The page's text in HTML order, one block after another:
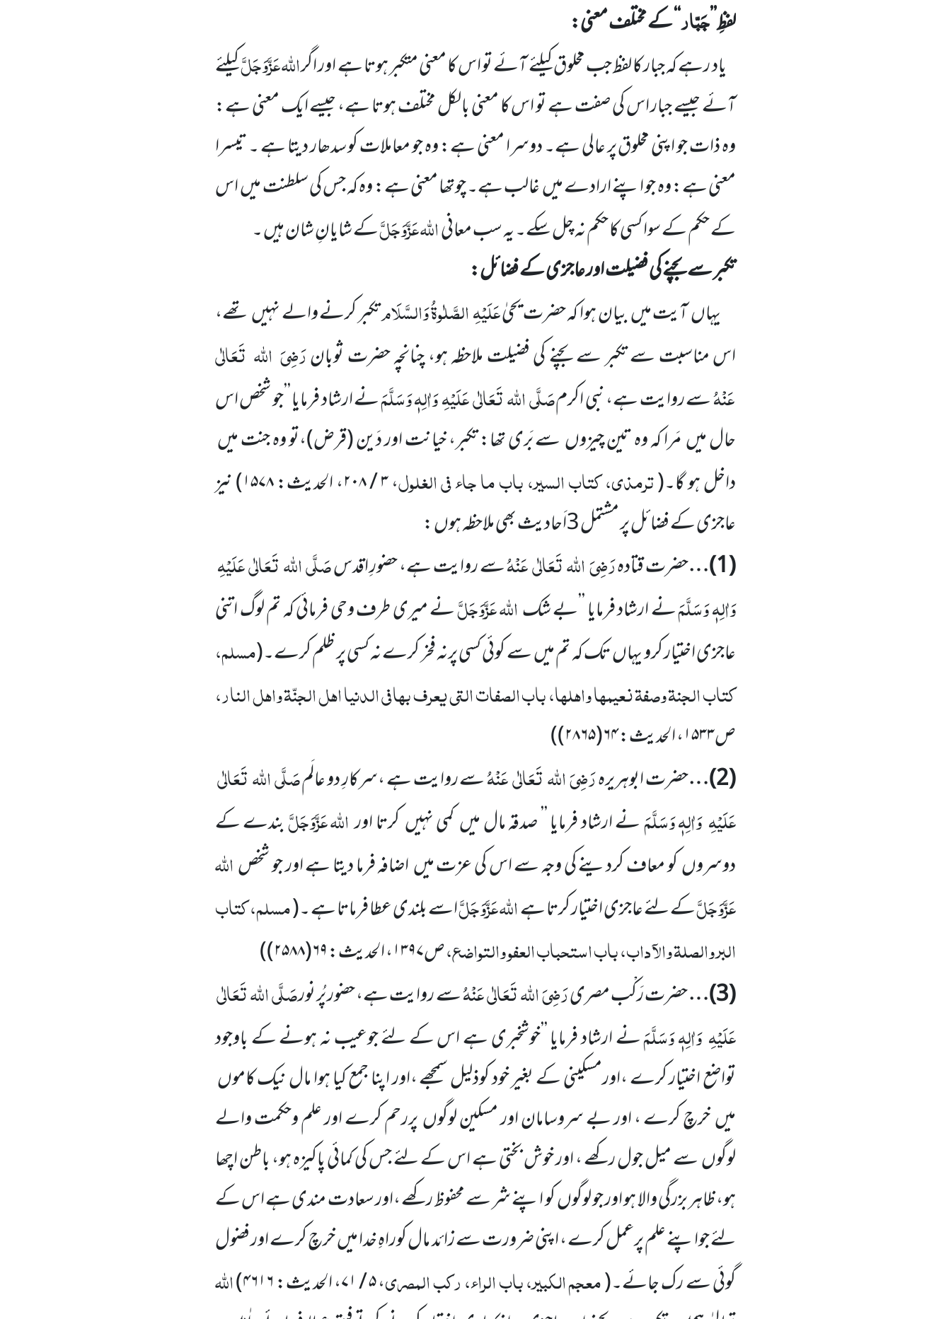
لفظِ’’جَبّار‘‘ کے مختلف معنی:
یاد رہے کہ جبار کا لفظ جب مخلوق کیلئے آئے تو اس کا معنی متکبر ہوتا ہے اور اگراللّٰہ عَزَّوَجَلَّکیلئے
آئے جیسے جبار اسکی صفت ہے تو اس کا معنی بالکل مختلف ہوتا ہے، جیسے ایک معنی ہے:
وہ ذات جو اپنی مخلوق پر عالی ہے۔ دوسرا معنی ہے: وہ جو معاملات کو سدھار دیتا ہے ۔ تیسرا
معنی ہے: وہ جو اپنے ارادے میںغالب ہے۔ چوتھا معنی ہے: وہ کہ جس کی سلطنت میںاس
کے حکم کے سوا کسی کا حکم نہ چل سکے۔ یہ سب معانیاللہعَزَّوَجَلَّکے شایانِ شان ہیں ۔
تکبر سے بچنے کی فضیلت اور عاجزی کے فضائل:
یہاںآیت میںبیان ہوا کہ حضرت یحیٰعَلَیْہِالصَّلٰوۃُ وَالسَّلَامتکبر کرنے والے نہیںتھے،
اس مناسبت سے تکبرسے بچنے کی فضیلت ملاحظہ ہو، چنانچہ حضرت ثوبانرَضِیَ اللہ تَعَالٰی
عَنْہُسے روایت ہے، نبی اکرمصَلَّیاللہتَعَالٰیعَلَیْہِوَاٰلِہٖ وَسَلَّمَنے ارشاد فرمایا ’’جو شخص اس
حال میںمَرا کہ وہ تین چیزوںسے بَری تھا: تکبر، خیانت اور دَین(قرض)،تو وہ جنت میں
داخلہو گا۔(ترمذی، کتاب السیر، باب ما جاء فی الغلول،۳ / ۲۰۸ ، الحدیث:۱۵۷۸)نیز
عاجزی کے فضائل پر مشتمل3اَحادیث بھی ملاحظہ ہوں :
(
1
)…حضرت قتادہرَضِیَاللہتَعَالٰیعَنْہُسے روایت ہے، حضورِ اقدسصَلَّیاللہتَعَالٰیعَلَیْہِ
وَاٰلِہٖ وَسَلَّمَنے ارشاد فرمایا ’’بے شکاللہعَزَّوَجَلَّنے میری طرف وحی فرمائی کہ تم لوگ اتنی
عاجزی اختیار کرو یہاںتک کہ تم میںسے کوئی کسی پرنہ فخر کرے نہ کسیپر ظلم کرے۔(مسلم،
کتاب الجنۃ وصفۃ نعیمہا واہلہا، باب الصفات التی یعرف بہا فی الدنیا اہل الجنّۃ واہل النار،
ص۱۵۳۳، الحدیث:۶۴(۲۸۶۵)
)
(
2
)…حضرت ابوہریرہرَضِیَاللہتَعَالٰیعَنْہُسے روایت ہے ،سرکارِ دو عالَمصَلَّیاللہتَعَالٰی
عَلَیْہِوَاٰلِہٖ وَسَلَّمَنے ارشاد فرمایا ’’ صدقہ مال میںکمی نہیںکرتا اوراللہعَزَّوَجَلَّبندے کے
دوسروںکو معاف کردینے کی وجہ سے اس کی عزت میںاضافہ فرما دیتا ہے اور جو شخصاللہ
عَزَّوَجَلَّکے لئے عاجزی اختیار کرتا ہےاللہعَزَّوَجَلَّاسے بلندی عطا فرماتا ہے ۔(مسلم، کتاب
البر والصلۃ والآداب، باب استحباب العفو والتواضع،ص۱۳۹۷، الحدیث:۶۹(۲۵۸۸)
)
(
3
)…حضرت رَکْب مصریرَضِیَاللہتَعَالٰیعَنْہُسے روایت ہے، حضور پُر نورصَلَّیاللہتَعَالٰی
عَلَیْہِوَاٰلِہٖ وَسَلَّمَنے ارشاد فرمایا ’’خوشخبری ہے اس کے لئے جوعیب نہ ہونے کے باوجود
تواضع اختیار کرے ،اورمسکینی کے بغیر خود کوذلیل سمجھے ،اور اپنا جمع کیا ہوا مال نیک کاموں
میںخرچ کرے ، اور بے سروسامان اور مسکین لوگوںپررحم کرے اور علم وحکمت والے
لوگوںسےمیل جول رکھے ، اور خوش بختی ہے اس کے لئے جس کی کمائی پاکیزہ ہو، باطن اچھا
ہو، ظاہر بزرگی والا ہو اور جو لوگوںکو اپنے شر سے محفوظ رکھے ،اور سعادت مندی ہے اس کے
لئے جواپنے علم پرعمل کرے ، اپنی ضرورت سے زائد مال کوراہِ خدا میںخرچ کرے اور فضول
گوئی سے رک جائے۔(معجم الکبیر، باب الراء، رکب المصری،۵ / ۷۱ ، الحدیث:۴۶۱۶)اللہ